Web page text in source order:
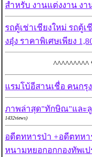
สำหรับ งานแต่งงาน งา
รถตู้เช่าเชียงใหม่ รถตู้
งอุ๋ง ราคาพิเศษเพียง
แรมโบ้อีสานเชื่อ คนกรุ
ภาพล่าสุด"ทักษิณ"และ
1432views)
อดีตทหารป่า +อดีตทห
หนามหยอกอกกองทัพเป